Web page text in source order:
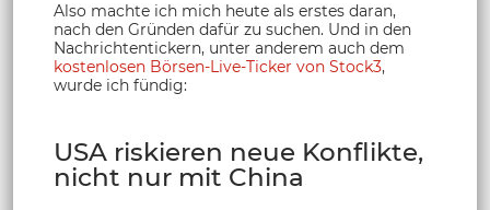
Also machte ich mich heute als erstes daran,
nach den Gründen dafür zu suchen. Und in den
Nachrichtentickern, unter anderem auch dem
kostenlosen Börsen-Live-Ticker von Stock3,
wurde ich fündig:
USA riskieren neue Konflikte,
nicht nur mit China